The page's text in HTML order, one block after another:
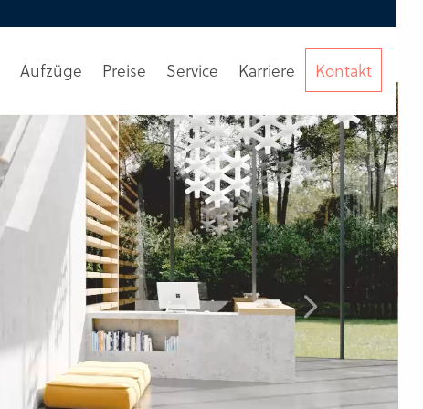
Aufzüge Preise Service Karriere Kontakt
Beratunganfordern